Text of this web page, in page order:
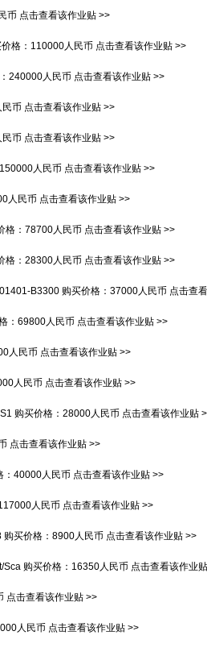
币 点击查看该作业贴 >>
格： 110000人民币 点击查看该作业贴 >>
240000人民币 点击查看该作业贴 >>
币 点击查看该作业贴 >>
币 点击查看该作业贴 >>
150000人民币 点击查看该作业贴 >>
人民币 点击查看该作业贴 >>
格： 78700人民币 点击查看该作业贴 >>
格： 28300人民币 点击查看该作业贴 >>
B3300 购买价格： 37000人民币 点击查
： 69800人民币 点击查看该作业贴 >>
人民币 点击查看该作业贴 >>
人民币 点击查看该作业贴 >>
购买价格： 28000人民币 点击查看该作业贴
点击查看该作业贴 >>
40000人民币 点击查看该作业贴 >>
人民币 点击查看该作业贴 >>
购买价格： 8900人民币 点击查看该作业贴 >>
Sca 购买价格： 16350人民币 点击查看该作业
点击查看该作业贴 >>
人民币 点击查看该作业贴 >>